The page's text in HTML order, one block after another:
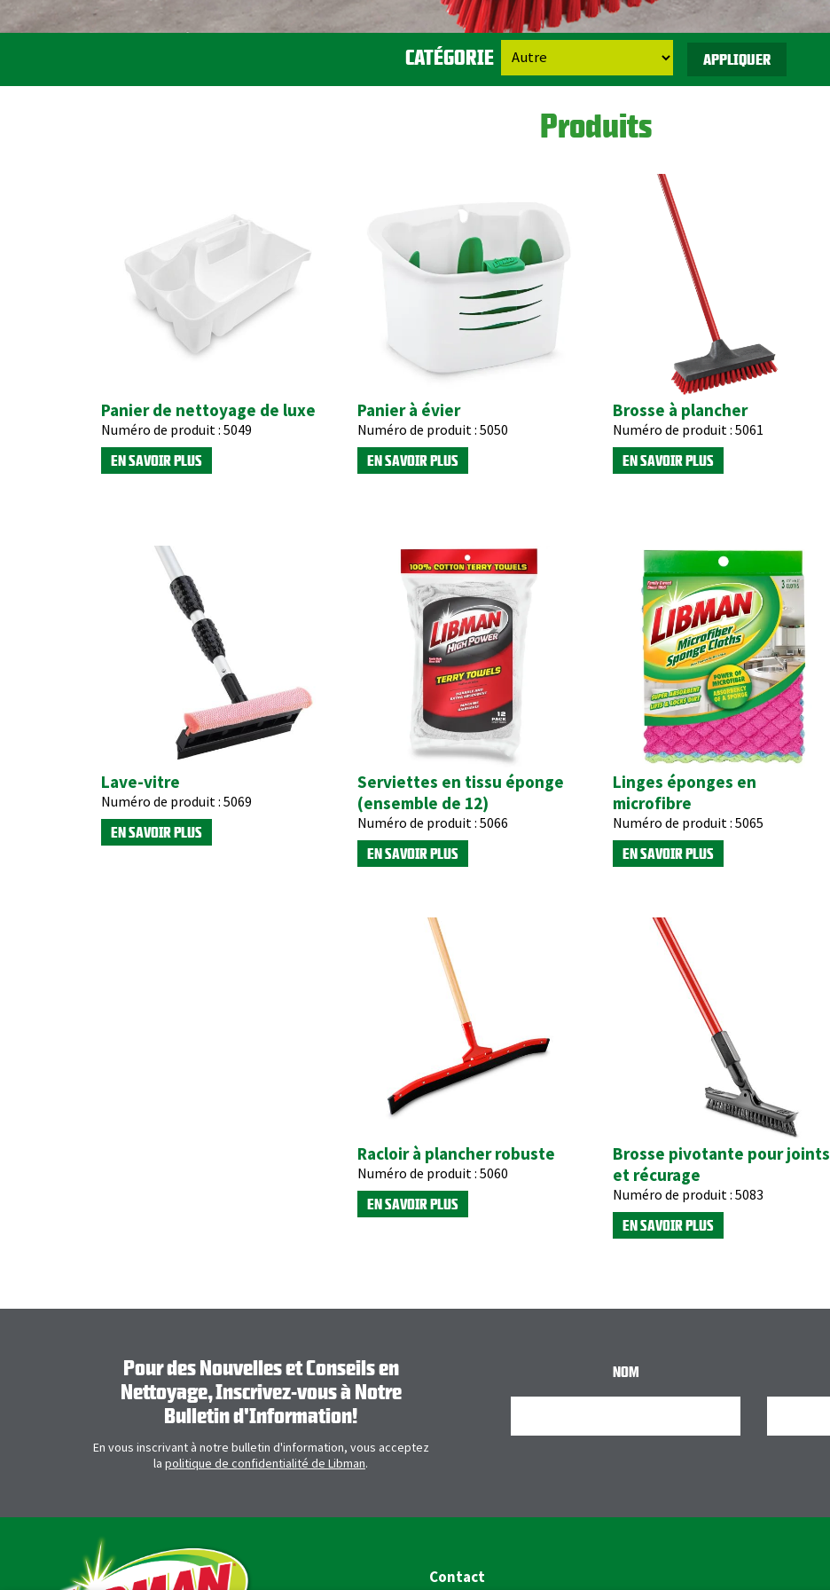
CATÉGORIE CATÉGORIE
Produits
Panier de nettoyage de luxe
Numéro de produit : 5049
EN SAVOIR PLUS
Panier à évier
Numéro de produit : 5050
EN SAVOIR PLUS
Brosse à plancher
Numéro de produit : 5061
EN SAVOIR PLUS
Lave-vitre
Numéro de produit : 5069
EN SAVOIR PLUS
Serviettes en tissu éponge
(ensemble de 12)
Numéro de produit : 5066
EN SAVOIR PLUS
Linges éponges en
microfibre
Numéro de produit : 5065
EN SAVOIR PLUS
Racloir à plancher robuste
Numéro de produit : 5060
EN SAVOIR PLUS
Brosse pivotante pour joints
et récurage
Numéro de produit : 5083
EN SAVOIR PLUS
Pour des Nouvelles et Conseils en
Nettoyage, Inscrivez-vous à Notre
Bulletin d'Information!
En vous inscrivant à notre bulletin d'information, vous acceptez
la politique de confidentialité de Libman.
NOM
Contact